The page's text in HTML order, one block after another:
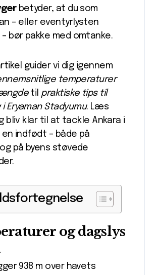
betyder, at du som
– eller eventyrlysten
– bør pakke med omtanke.
guider vi dig igennem
temperaturer
til praktiske tips til
Eryaman Stadyumu. Læs
bliv klar til at tackle Ankara i
en indfødt – både på
på byens støvede
og dagslys
938 m over havets